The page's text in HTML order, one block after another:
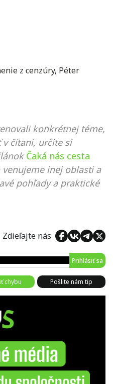
z cenzúry, Péter
konkrétnej téme,
čítaní, určite si
Čaká nás cesta
venujeme inej oblasti a
pohľady a praktické
Zdieľajte nás
Prihlásiť sa
chybu Pošlite nám tip